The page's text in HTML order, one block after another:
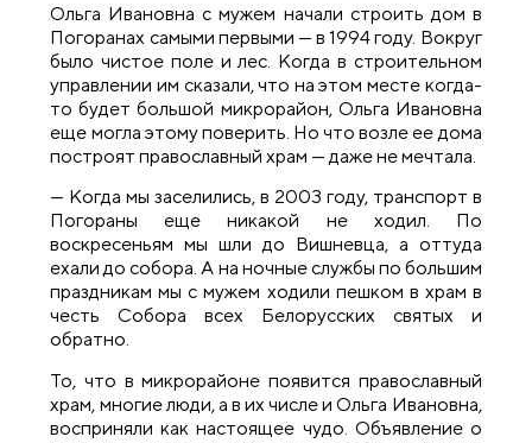
Ольга Ивановна с мужем начали строить дом в
Погоранах самыми первыми — в 1994 году. Вокруг
было чистое поле и лес. Когда в строительном
управлении им сказали, что на этом месте когда-
то будет большой микрорайон, Ольга Ивановна
еще могла этому поверить. Но что возле ее дома
построят православный храм — даже не мечтала.
— Когда мы заселились, в 2003 году, транспорт в
Погораны еще никакой не ходил. По
воскресеньям мы шли до Вишневца, а оттуда
ехали до собора. А на ночные службы по большим
праздникам мы с мужем ходили пешком в храм в
честь Собора всех Белорусских святых и
обратно.
То, что в микрорайоне появится православный
храм, многие люди, а в их числе и Ольга Ивановна,
восприняли как настоящее чудо. Объявление о